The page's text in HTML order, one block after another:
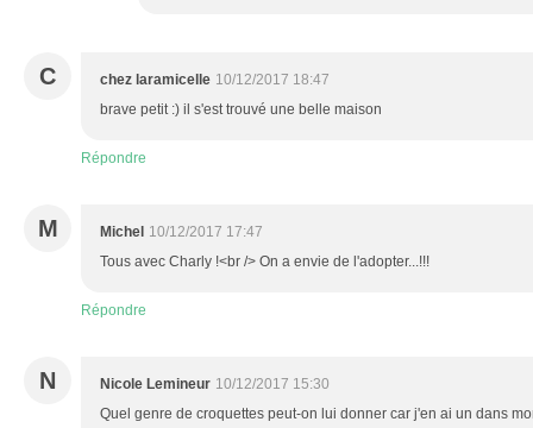
C chez laramicelle 10/12/2017 18:47
brave petit :) il s'est trouvé une belle maison
Répondre
M Michel 10/12/2017 17:47
Tous avec Charly !<br /> On a envie de l'adopter...!!!
Répondre
N Nicole Lemineur 10/12/2017 15:30
Quel genre de croquettes peut-on lui donner car j'en ai un dans